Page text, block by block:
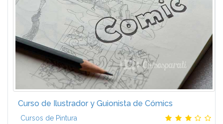
Curso de Ilustrador y Guionista de Cómics
Cursos de Pintura